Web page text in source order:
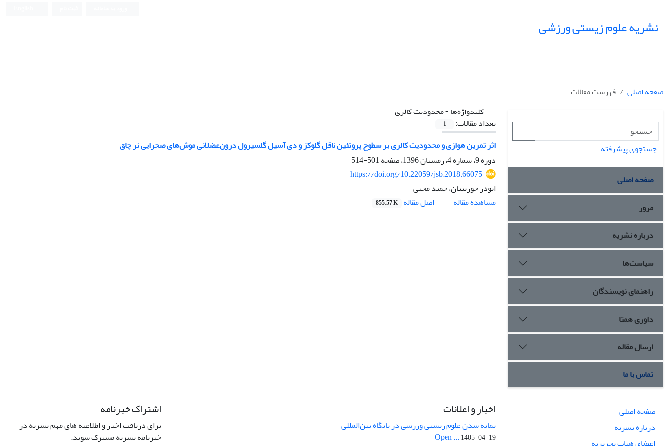
نشریه علوم زیستی ورزشی
صفحه اصلی
فهرست مقالات
کلیدواژه‌ها =محدودیت کالری
تعداد مقالات:
1
اثر تمرین هوازی و محدودیت کالری بر سطوح پروتئین ناقل گلوکز و دی آسیل گلسیرول درون‌عضلانی موش‌های صحرایی نر چاق
دوره 9، شماره 4، زمستان 1396، صفحه
501-514
https://doi.org/10.22059/jsb.2018.66075
ابوذر جوربنیان، حمید محبی
مشاهده مقاله
اصل مقاله 855.57 K
جستجوی پیشرفته
صفحه اصلی
مرور
درباره نشریه
سیاست‌ها
راهنمای نویسندگان
داوری همتا
ارسال مقاله
تماس با ما
صفحه اصلی
درباره نشریه
اعضای هیات تحریریه
اخبار و اعلانات
نمایه شدن علوم زیستی ورزشی در پایگاه بین‌المللی
Open ...1405-04-19
اشتراک خبرنامه
برای دریافت اخبار و اطلاعیه های مهم نشریه در
خبرنامه نشریه مشترک شوید.